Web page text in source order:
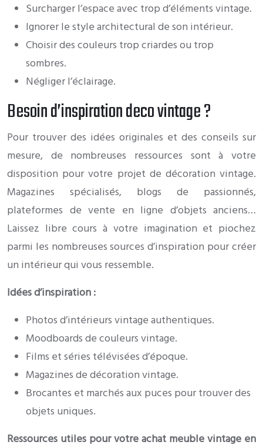
Surcharger l’espace avec trop d’éléments vintage.
Ignorer le style architectural de son intérieur.
Choisir des couleurs trop criardes ou trop
sombres.
Négliger l’éclairage.
Besoin d’inspiration deco vintage ?
Pour trouver des idées originales et des conseils sur
mesure, de nombreuses ressources sont à votre
disposition pour votre projet de décoration vintage.
Magazines spécialisés, blogs de passionnés,
plateformes de vente en ligne d’objets anciens…
Laissez libre cours à votre imagination et piochez
parmi les nombreuses sources d’inspiration pour créer
un intérieur qui vous ressemble.
Idées d’inspiration :
Photos d’intérieurs vintage authentiques.
Moodboards de couleurs vintage.
Films et séries télévisées d’époque.
Magazines de décoration vintage.
Brocantes et marchés aux puces pour trouver des
objets uniques.
Ressources utiles pour votre achat meuble vintage en